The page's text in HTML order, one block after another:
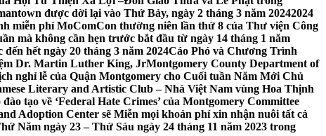
được dời lại vào Thứ Bảy, ngày 2 tháng 3 năm 20242024
miễn phí MoComCon thường niên lần thứ 8 của Thư viện Công
mà không cần hẹn trước bắt đầu từ ngày 14 tháng 1 năm
hết ngày 20 tháng 3 năm 2024Cáo Phó và Chương Trình
Dr. Martin Luther King, JrMontgomery County Department of
nghỉ lễ của Quận Montgomery cho Cuối tuần Năm Mới Chủ
Literary and Artistic Club – Nhà Việt Nam vùng Hoa Thịnh
tạo về ‘Federal Hate Crimes’ của Montgomery Committee
Adoption Center sẽ Miễn mọi khoản phí xin nhận nuôi tất cả
Năm ngày 23 – Thứ Sáu ngày 24 tháng 11 năm 2023 trong